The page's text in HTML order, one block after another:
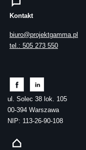
Kontakt
biuro@projektgamma.pl
tel.: 505 273 550
ul. Solec 38 lok. 105
00-394 Warszawa
NIP: 113-26-90-108